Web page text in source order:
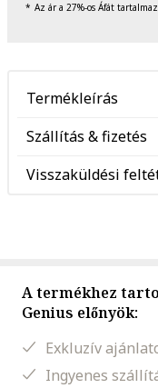
Az ár a 27%-os Áfát
Termékleírás
Szállítás & fizetés
Visszaküldési
A termékhez
Genius előnyök:
Exkluzív
Ingyenes